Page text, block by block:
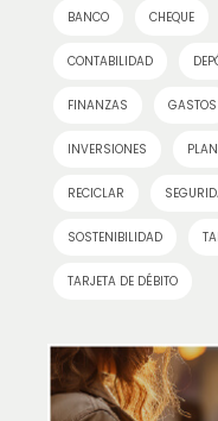
BANCO CHEQUE
CONTABILIDAD
FINANZAS GASTOS
INVERSIONES
RECICLAR
SOSTENIBILIDAD
TARJETA DE DÉBITO